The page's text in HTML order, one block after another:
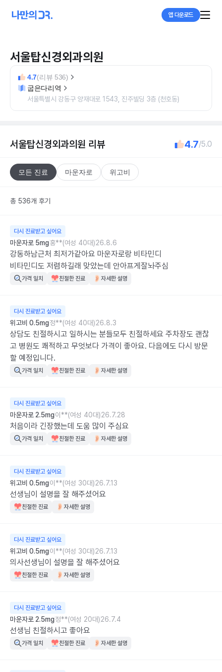
앱 다운로드
서울탑신경외과의원
4.7(리뷰 536)
굽은다리역
서울특별시 강동구 양재대로 1543, 진주빌딩 3층 (천호동)
서울탑신경외과의원 리뷰 4.7/5.0
모든 진료 마운자로 위고비
총 536개 후기
다시 진료받고 싶어요
마운자로 5mg홍**(여성 40대)26.8.6
강동하남근처 최저가같아요 마운자로랑 비타민디
비타민디도 저렴하길래 맞았는데 안아프게잘놔주심
가격 일치 친절한 진료 자세한 설명
다시 진료받고 싶어요
위고비 0.5mg정**(여성 40대)26.8.3
상담도 친절하시고 일하시는 분들모두 친절하세요 주차장도 괜찮
고 병원도 쾌적하고 무엇보다 가격이 좋아요. 다음에도 다시 방문
할 예정입니다.
가격 일치 친절한 진료 자세한 설명
다시 진료받고 싶어요
마운자로 2.5mg이**(여성 40대)26.7.28
처음이라 긴장했는데 도움 많이 주심요
가격 일치 친절한 진료 자세한 설명
다시 진료받고 싶어요
위고비 0.5mg이**(여성 30대)26.7.13
선생님이 설명을 잘 해주셨어요
친절한 진료 자세한 설명
다시 진료받고 싶어요
위고비 0.5mg이**(여성 30대)26.7.13
의사선생님이 설명을 잘 해주셨어요
친절한 진료 자세한 설명
다시 진료받고 싶어요
마운자로 2.5mg정**(여성 20대)26.7.4
선생님 친절하시고 좋아요
가격 일치 친절한 진료 자세한 설명